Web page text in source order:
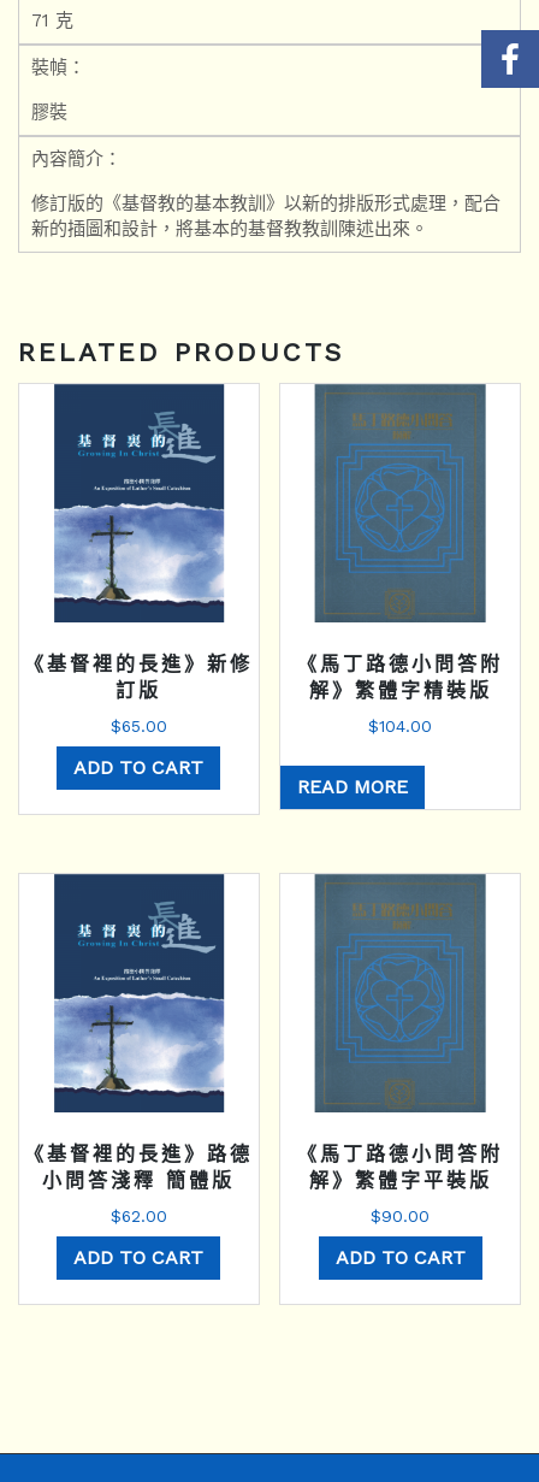
71 克
裝幀：
膠裝
內容簡介：
修訂版的《基督教的基本教訓》以新的排版形式處理，配合
新的插圖和設計，將基本的基督教教訓陳述出來。
RELATED PRODUCTS
《基督裡的長進》新修
訂版
$65.00
ADD TO CART
《馬丁路德小問答附
解》繁體字精裝版
$104.00
READ MORE
《基督裡的長進》路德
小問答淺釋 簡體版
$62.00
ADD TO CART
《馬丁路德小問答附
解》繁體字平裝版
$90.00
ADD TO CART